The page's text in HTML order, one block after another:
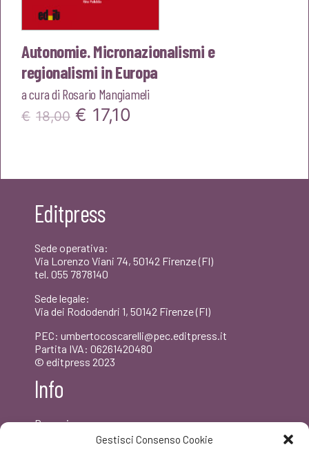
Gestisci Consenso Cookie
Autonomie. Micronazionalismi e
regionalismi in Europa
a cura di Rosario Mangiameli
€ 18,00 Il
€18,00.
€ 17,10
Editpress
Sede operativa:
Via Lorenzo Viani 74, 50142 Firenze (FI)
tel. 055 7878140
Sede legale:
Via dei Rododendri 1, 50142 Firenze (FI)
PEC: umbertocoscarelli@pec.editpress.it
Partita IVA: 06261420480
© editpress 2023
Info
Dove siamo